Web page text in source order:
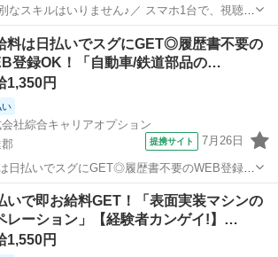
なスキルはいりません♪／ スマホ1台で、視聴者
代～30代の女
からでも始めやすい環境です。 スマホアプ
ベントスタッフ
料は日払いでスグにGET◎履歴書不要の
登録OK！「自動車/鉄道部品の…
1,350円
い
社綜合キャリアオプション
提携サイト 7月26日
日払いでスグにGET◎履歴書不要のWEB登録
のボタン操作」高時給1350円！伊達周辺！20
ント】 製造のお仕事をお探
工場
いで即お給料GET！「表面実装マシンの
レーション」【経験者カンゲイ!】…
1,550円